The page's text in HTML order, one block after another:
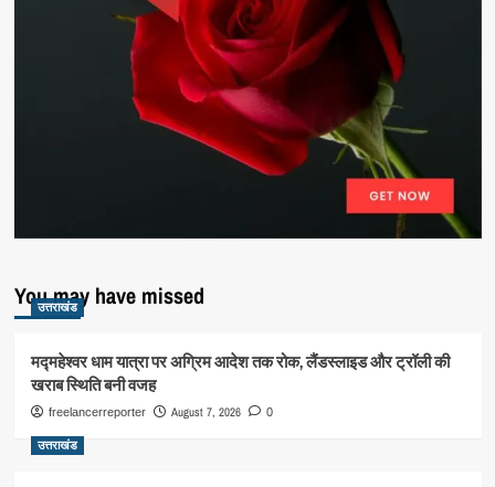
You may have missed
उत्तराखंड
मद्महेश्वर धाम यात्रा पर अग्रिम आदेश तक रोक, लैंडस्लाइड और ट्रॉली की
खराब स्थिति बनी वजह
freelancerreporter August 7, 2026 0
उत्तराखंड